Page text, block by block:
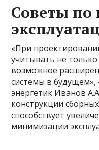
Советы по
«При
учитывать не
возможное
системы в
энергетик Иванов
конструкции
способствует
минимизации